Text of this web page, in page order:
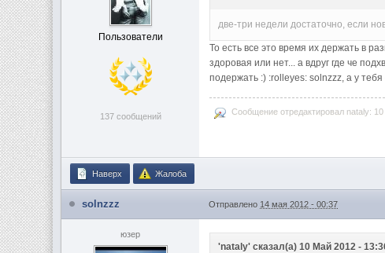
Пользователи
137 сообщений
две-три недели достаточно, если
То есть все это время их держать в
здоровая или нет... а вдруг где че
подержать :) :rolleyes: solnzzz, а у
Сообщение отредактировал nataly:
Наверх Жалоба
solnzzz Отправлено 14 мая 2012 - 00:37
юзер
'nataly' сказал(а) 10 Май 2012 -